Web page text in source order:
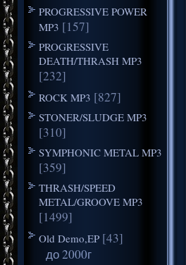
PROGRESSIVE POWER
MP3 [157]
PROGRESSIVE
DEATH/THRASH MP3
[232]
ROCK MP3 [827]
STONER/SLUDGE MP3
[310]
SYMPHONIC METAL MP3
[359]
THRASH/SPEED
METAL/GROOVE MP3
[1499]
Old Demo,EP [43]
до 2000г